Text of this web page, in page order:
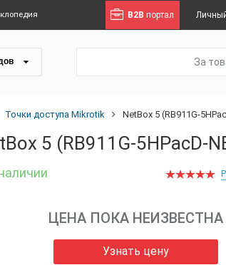
B2B портал
За
Точки доступа Mikrotik NetBox 5 (RB911G-
5 (RB911G-5HPacD-
ЦЕНА ПОКА НЕИЗВЕСТНА
Узнать цену